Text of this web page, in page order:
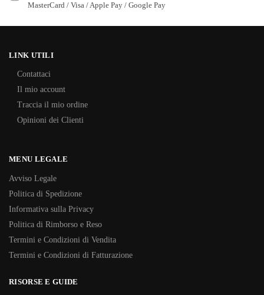
MasterCard / Visa / Apple Pay / Google Pay
LINK UTILI
Contattaci
Il mio account
Traccia il mio ordine
Opinioni dei Clienti
MENU LEGALE
Avviso Legale
Politica di Spedizione
Informativa sulla Privacy
Politica di Rimborso e Reso
Termini e Condizioni di Vendita
Termini e Condizioni di Fatturazione
RISORSE E GUIDE